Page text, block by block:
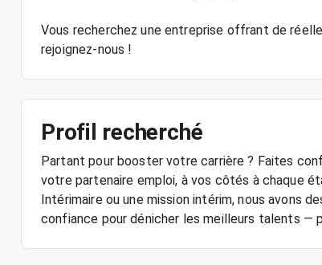
Vous recherchez une entreprise offrant de
Profil recherché
Partant pour booster votre carrière ? Faites
votre partenaire emploi, à vos côtés à chaque
Intérimaire ou une mission intérim, nous avons
confiance pour dénicher les meilleurs talents —